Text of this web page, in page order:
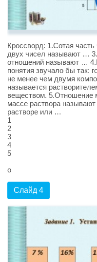
Кроссворд: 1.Сотая
двух чисел называют …
отношений называют …
понятия звучало бы так:
не менее чем двумя
называется
веществом. 5.Отношение
массе раствора
растворе или …
1
2
3
4
5
о
Слайд 4